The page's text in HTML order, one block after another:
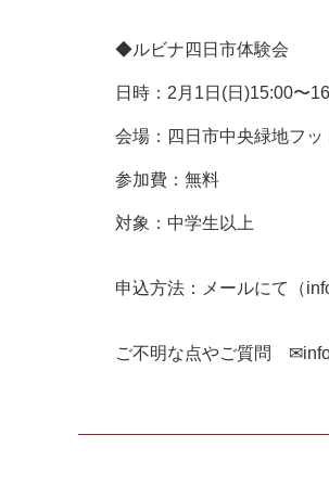
◆ルビナ四日市体験会
日時：2月1日(日)15:00〜
会場：四日市中央緑地フッ
参加費：無料
対象：中学生以上
申込方法：メールにて（
ご不明な点やご質問